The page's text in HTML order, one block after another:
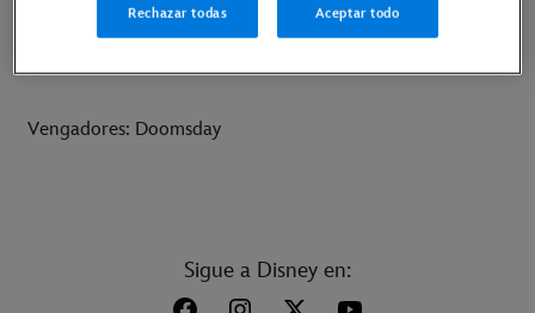
Toy Story 5 Vaiana
Vengadores: Doomsday
Sigue a Disney en:
Rechazar todas Aceptar todo